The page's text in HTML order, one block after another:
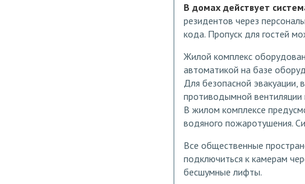
В домах действует
резидентов через
кода. Пропуск для гостей
Жилой комплекс
автоматикой на базе
Для безопасной эвакуации,
противодымной вентиляции
В жилом комплексе
водяного пожаротушения.
Все общественные
подключиться к камерам
бесшумные лифты.